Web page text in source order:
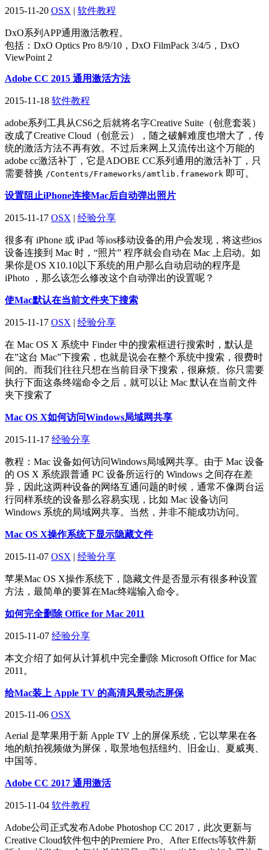
2015-11-20 OSX | 软件教程
DxO系列APP通用激活教程。
包括：DxO Optics Pro 8/9/10，DxO FilmPack 3/4/5，DxO
ViewPoint 2
Adobe CC 2015 通用激活方法
2015-11-18 软件教程
adobe系列工具从CS6之后就将名字Creative Suite（创意套装）
改成了Creative Cloud（创意云），随之破解难度也增大了，传
统的激活方法不再有效。不过后来网上又流传出这个万能的
adobe cc激活补丁，它是ADOBE CC系列通用的激活补丁，只
需要替换 /Contents/Frameworks/amtlib.framework 即可。
设置阻止iPhone连接Mac后自动弹出照片
2015-11-17 OSX | 经验分享
很多有 iPhone 或 iPad 等ios移动设备的用户会发现，将这些ios
设备连接到 Mac 时，“照片” 程序就会自动在 Mac 上启动。如
果你是OS X10.10以下系统的用户那么自动启动的程序是
iPhoto ，那么该怎么修改这个自动弹出的设置呢？
使Mac默认在当前文件夹下搜索
2015-11-17 OSX | 经验分享
在 Mac OS X 系统中 Finder 中的搜索框进行搜索时，默认是
在”这台 Mac”下搜索，也就是说会在整个系统中搜索，很费时
间的。而我们往往只想在当前目录下搜索，很麻烦。你只需要
执行下面这条终端命令之后，就可以让 Mac 默认在当前文件
夹下搜索了
Mac OS X如何访问Windows局域网共享
2015-11-17 经验分享
教程：Mac 设备如何访问Windows局域网共享。由于 Mac 设备
的 OS X 系统跟普通 PC 设备所运行的 Windows 之间存在差
异，因此这两种设备的网络互通问题的时候，通常不像两台运
行同样系统的设备那么容易实现，比如 Mac 设备访问
Windows 系统的局域网共享。当然，并非不能成功访问。
Mac OS X操作系统下显示隐藏文件
2015-11-07 OSX | 经验分享
苹果Mac OS X操作系统下，隐藏文件是否显示有很多种设置
方法，最简单的要算在Mac终端输入命令。
如何完全删除 Office for Mac 2011
2015-11-07 经验分享
本文介绍了如何从计算机中完全删除 Microsoft Office for Mac
2011。
给Mac装上 Apple TV 的高清风景动态屏保
2015-11-06 OSX
Aerial 是苹果用于新 Apple TV 上的屏保系统，它以苹果在各
地的航拍视频做为屏保，取景地包括纽约、旧金山、夏威夷、
中国等。
Adobe CC 2017 通用激活
2015-11-04 软件教程
Adobe公司正式发布Adobe Photoshop CC 2017，此次更新与
Creative Cloud软件包中的Premiere Pro、After Effects等软件新